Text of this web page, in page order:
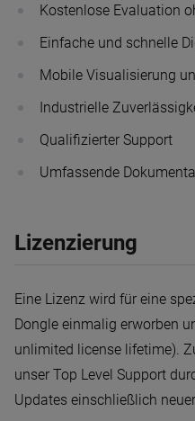
Kostenlose Evaluation
Einfache und schnelle
Mobile Visualisierung
Industrielle
Qualifizierter Support
Umfassende
Lizenzierung
Eine Lizenz wird für eine
Dongle einmalig erworben
unlimited license lifetime).
unser Top Level Support
Updates einschließlich